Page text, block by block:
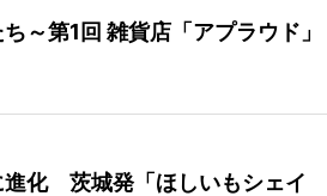
～第1回 雑貨店「アプラウド」
進化 茨城発「ほしいもシェイ